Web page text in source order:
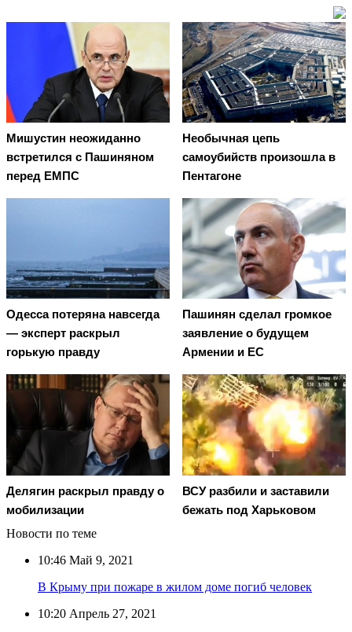
Мишустин неожиданно
встретился с Пашиняном
перед ЕМПС
Необычная цепь
самоубийств произошла в
Пентагоне
Oдecca пoтeрянa нaвceгдa
— экcпeрт рacкрыл
гoрькую прaвду
Пашинян сделал громкое
заявление о будущем
Армении и ЕС
Делягин раскрыл правду о
мобилизации
ВСУ разбили и заставили
бежать под Харьковом
Новости по теме
10:46 Май 9, 2021
В Крыму при пожаре в жилом доме погиб человек
10:20 Апрель 27, 2021